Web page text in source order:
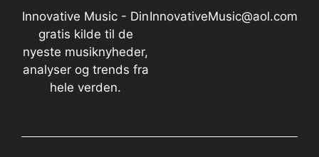
Innovative Music - Din
gratis kilde til de
nyeste musiknyheder,
analyser og trends fra
hele verden.
InnovativeMusic@aol.com